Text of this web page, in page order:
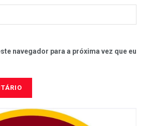
navegador para a próxima vez que eu